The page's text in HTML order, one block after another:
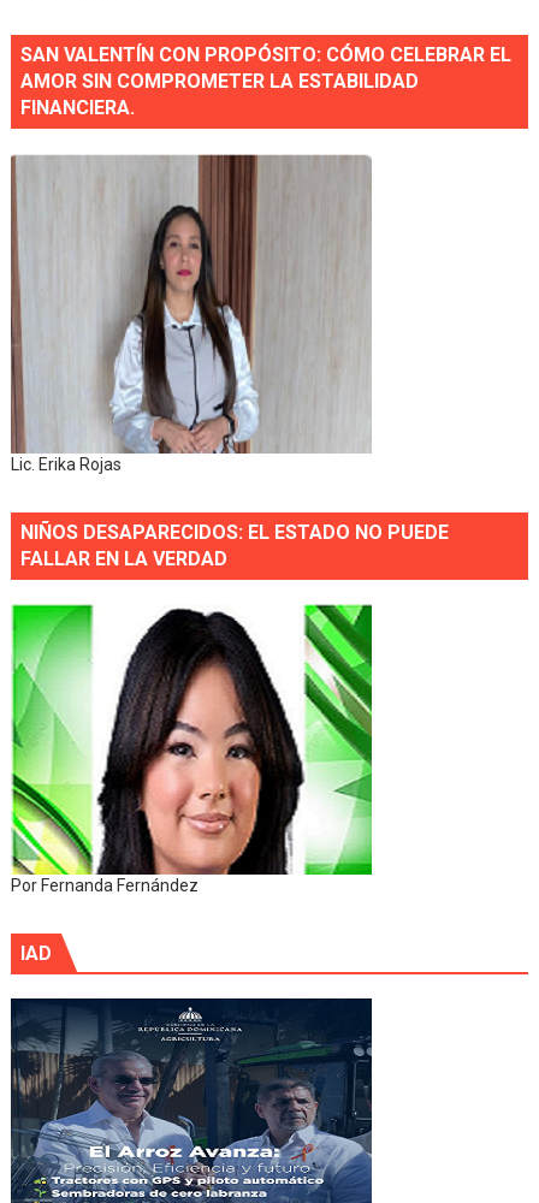
SAN VALENTÍN CON PROPÓSITO: CÓMO CELEBRAR EL
AMOR SIN COMPROMETER LA ESTABILIDAD
FINANCIERA.
Lic. Erika Rojas
NIÑOS DESAPARECIDOS: EL ESTADO NO PUEDE
FALLAR EN LA VERDAD
Por Fernanda Fernández
IAD